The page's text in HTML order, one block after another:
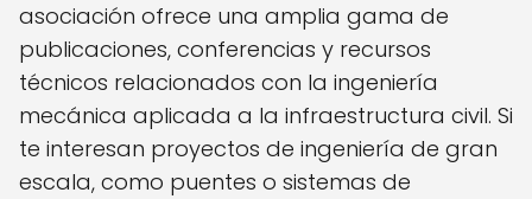
asociación ofrece una amplia gama de
publicaciones, conferencias y recursos
técnicos relacionados con la ingeniería
mecánica aplicada a la infraestructura civil. Si
te interesan proyectos de ingeniería de gran
escala, como puentes o sistemas de